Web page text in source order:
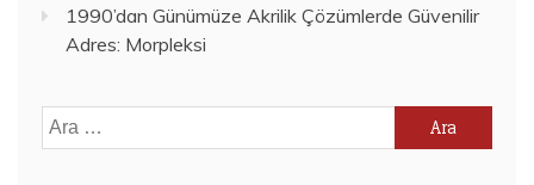
1990’dan Günümüze Akrilik Çözümlerde Güvenilir
Adres: Morpleksi
Arama: